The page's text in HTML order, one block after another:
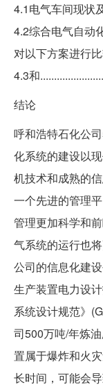
4.1电气车间现状
4.2综合电气自动
对以下方案进行
4.3和
结论
呼和浩特石化公
化系统的建设以
机技术和成熟的
一个先进的管理
管理更加科学和
气系统的运行也
公司的信息化建
生产装置电力设
系统设计规范》
司500万吨/年炼
置属于爆炸和火
长时间，可能会